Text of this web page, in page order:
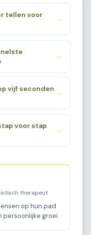
tellen voor
→
→
vijf seconden
→
voor stap
→
therapeut
op hun pad
persoonlijke groei.